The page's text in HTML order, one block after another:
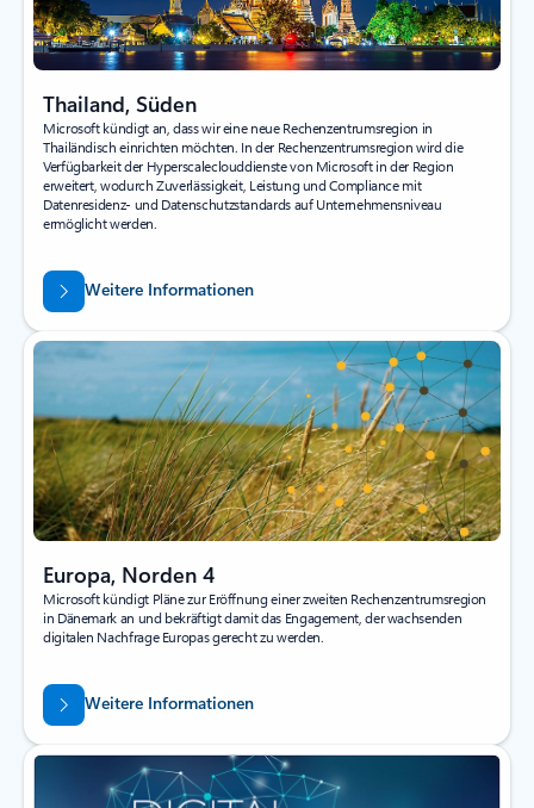
Thailand, Süden
Microsoft kündigt an, dass wir eine neue Rechenzentrumsregion in
Thailändisch einrichten möchten. In der Rechenzentrumsregion wird die
Verfügbarkeit der Hyperscaleclouddienste von Microsoft in der Region
erweitert, wodurch Zuverlässigkeit, Leistung und Compliance mit
Datenresidenz- und Datenschutzstandards auf Unternehmensniveau
ermöglicht werden.
Weitere Informationen
Europa, Norden 4
Microsoft kündigt Pläne zur Eröffnung einer zweiten Rechenzentrumsregion
in Dänemark an und bekräftigt damit das Engagement, der wachsenden
digitalen Nachfrage Europas gerecht zu werden.
Weitere Informationen